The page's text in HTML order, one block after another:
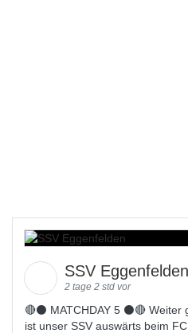
SSV Eggenfelden
2 tage 2 std vor
🔴⚫️ MATCHDAY 5 ⚫️🔴 Weiter
ist unser SSV auswärts beim